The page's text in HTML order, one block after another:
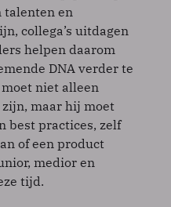
talenten en
collega’s uitdagen
helpen daarom
DNA verder te
niet alleen
maar hij moet
best practices, zelf
of een product
medior en
tijd.